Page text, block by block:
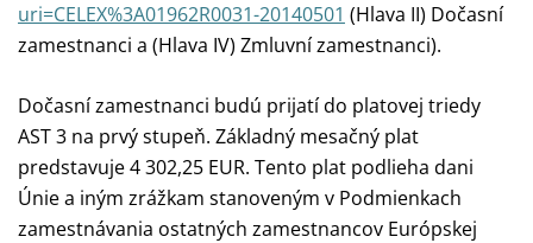
uri=CELEX%3A01962R0031-20140501 (Hlava II) Dočasní
zamestnanci a (Hlava IV) Zmluvní zamestnanci).
Dočasní zamestnanci budú prijatí do platovej triedy
AST 3 na prvý stupeň. Základný mesačný plat
predstavuje 4 302,25 EUR. Tento plat podlieha dani
Únie a iným zrážkam stanoveným v Podmienkach
zamestnávania ostatných zamestnancov Európskej